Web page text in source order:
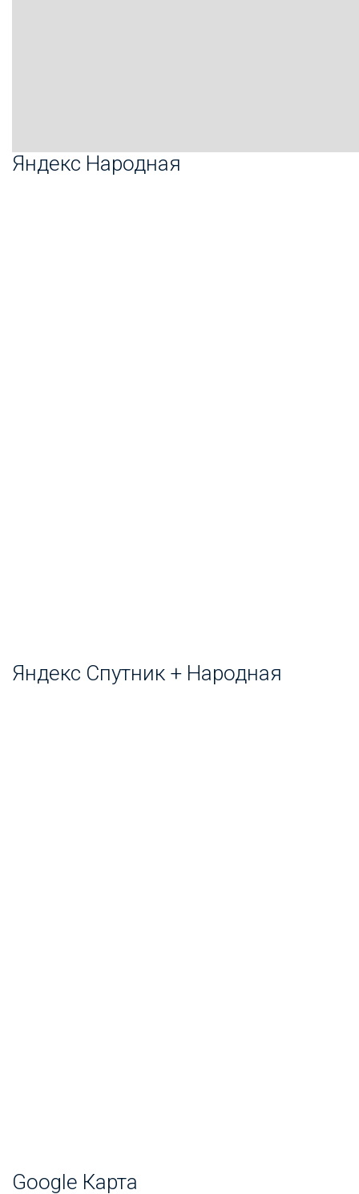
Яндекс Народная
Яндекс Спутник + Народная
Google Карта